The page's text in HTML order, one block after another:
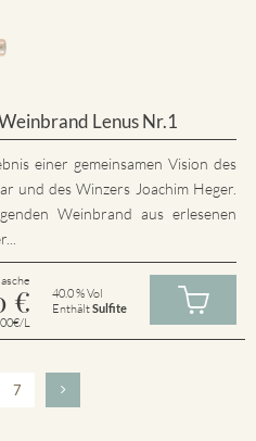
Lenus Nr.1
einer gemeinsamen Vision des
und des Winzers Joachim Heger.
Weinbrand aus erlesenen
€
L
40.0 % Vol
EnthältSulfite
7